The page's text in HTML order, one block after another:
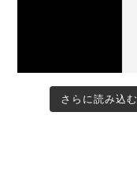
さらに読み込む